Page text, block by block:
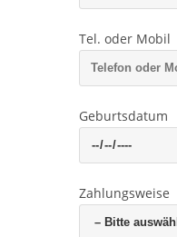
Tel. oder Mobil
Geburtsdatum
Zahlungsweise